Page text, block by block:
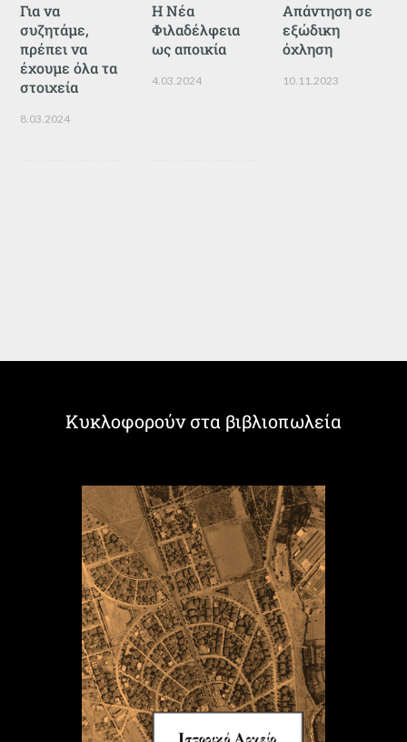
Για να
συζητάμε,
πρέπει να
έχουμε όλα τα
στοιχεία
8.03.2024
Η Νέα
Φιλαδέλφεια
ως αποικία
4.03.2024
Απάντηση σε
εξώδικη
όχληση
10.11.2023
Κυκλοφορούν στα βιβλιοπωλεία